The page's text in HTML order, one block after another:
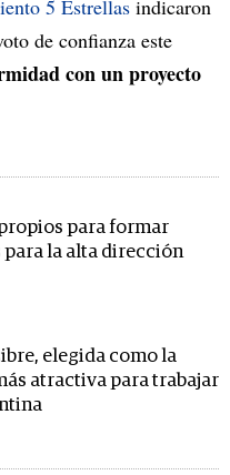
5 Estrellas indicaron
de confianza este
con un proyecto
para formar
para la alta dirección
elegida como la
atractiva para trabajar